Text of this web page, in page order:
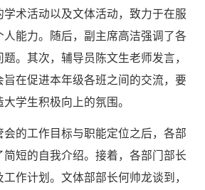
学术活动以及文体活动，致力于在服
人能力。随后，副主席高洁强调了各
。其次，辅导员陈文生老师发言，
在促进本年级各班之间的交流，要
学生积极向上的氛围。
会的工作目标与职能定位之后，各部
简短的自我介绍。接着，各部门部长
作计划。文体部部长何帅龙谈到，